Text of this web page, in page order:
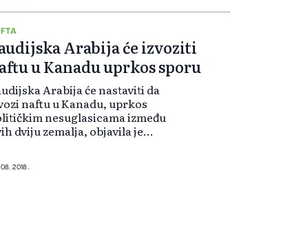
vozila sa nultom emisijom "mo...
Arabija će izvoziti
u Kanadu uprkos sporu
Arabija će nastaviti da
naftu u Kanadu, uprkos
nesuglasicama između
dviju zemalja, objavila je
i mineralnih resursa,
2018.